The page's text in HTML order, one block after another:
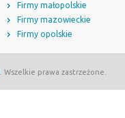
Firmy małopolskie
Firmy mazowieckie
Firmy opolskie
. Wszelkie prawa zastrzeżone.